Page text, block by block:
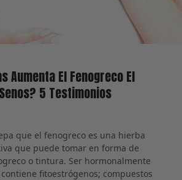
Aumenta El Fenogreco El
5 Testimonios
que el fenogreco es una hierba
que puede tomar en forma de
o tintura. Ser hormonalmente
fitoestrógenos; compuestos